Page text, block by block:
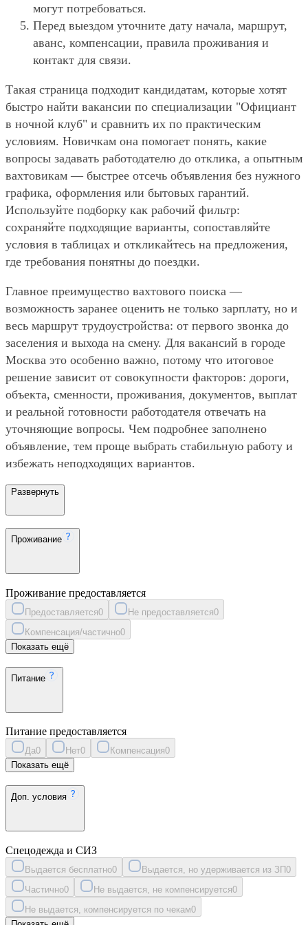
могут потребоваться.
Перед выездом уточните дату начала, маршрут,
аванс, компенсации, правила проживания и
контакт для связи.
Такая страница подходит кандидатам, которые хотят
быстро найти вакансии по специализации "Официант
в ночной клуб" и сравнить их по практическим
условиям. Новичкам она помогает понять, какие
вопросы задавать работодателю до отклика, а опытным
вахтовикам — быстрее отсечь объявления без нужного
графика, оформления или бытовых гарантий.
Используйте подборку как рабочий фильтр:
сохраняйте подходящие варианты, сопоставляйте
условия в таблицах и откликайтесь на предложения,
где требования понятны до поездки.
Главное преимущество вахтового поиска —
возможность заранее оценить не только зарплату, но и
весь маршрут трудоустройства: от первого звонка до
заселения и выхода на смену. Для вакансий в городе
Москва это особенно важно, потому что итоговое
решение зависит от совокупности факторов: дороги,
объекта, сменности, проживания, документов, выплат
и реальной готовности работодателя отвечать на
уточняющие вопросы. Чем подробнее заполнено
объявление, тем проще выбрать стабильную работу и
избежать неподходящих вариантов.
Развернуть
Проживание
Проживание предоставляется
Предоставляется0 Не предоставляется0
Компенсация/частично0
Показать ещё
Питание
Питание предоставляется
Да0 Нет0 Компенсация0
Показать ещё
Доп. условия
Спецодежда и СИЗ
Выдается бесплатно0 Выдается, но удерживается из ЗП0
Частично0 Не выдается, не компенсируется0
Не выдается, компенсируется по чекам0